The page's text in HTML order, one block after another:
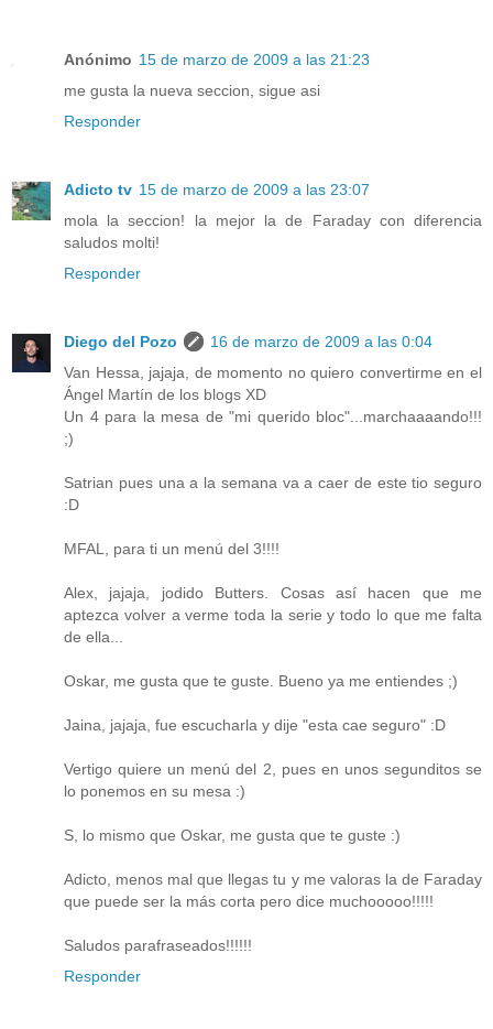
Anónimo 15 de marzo de 2009 a las 21:23
me gusta la nueva seccion, sigue asi
Responder
Adicto tv 15 de marzo de 2009 a las 23:07
mola la seccion! la mejor la de Faraday con diferencia
saludos molti!
Responder
Diego del Pozo
16 de marzo de 2009 a las 0:04
Van Hessa, jajaja, de momento no quiero convertirme en el
Ángel Martín de los blogs XD
Un 4 para la mesa de "mi querido bloc"...marchaaaando!!!
;)
Satrian pues una a la semana va a caer de este tio seguro
:D
MFAL, para ti un menú del 3!!!!
Alex, jajaja, jodido Butters. Cosas así hacen que me
aptezca volver a verme toda la serie y todo lo que me falta
de ella...
Oskar, me gusta que te guste. Bueno ya me entiendes ;)
Jaina, jajaja, fue escucharla y dije "esta cae seguro" :D
Vertigo quiere un menú del 2, pues en unos segunditos se
lo ponemos en su mesa :)
S, lo mismo que Oskar, me gusta que te guste :)
Adicto, menos mal que llegas tu y me valoras la de Faraday
que puede ser la más corta pero dice muchooooo!!!!!
Saludos parafraseados!!!!!!
Responder